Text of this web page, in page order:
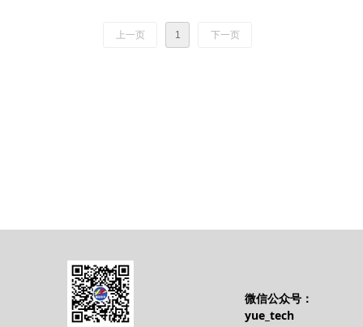
上一页 1 下一页
微信公众号：
yue_tech